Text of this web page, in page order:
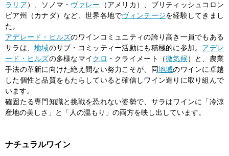
ラリア）、ソノマ・ ヴァレー （アメリカ）、ブリティッシュコロン
ビア州（カナダ）など、世界各地でヴィンテージを経験してきまし
た。
アデレード・ヒルズのワインコミュニティの誇り高き一員でもある
サラは、地域のサブ・コミッティー活動にも積極的に参加。 アデレ
ード・ヒルズの多様なマイクロ ・クライメート（微気候）と、農業
手法の革新に向けた絶え間ない努力こそが、同地域のワインに卓越
した個性と品質をもたらしていると確信しワイン造りに取り組んで
います。
確固たる専門知識と挑戦を恐れない姿勢で、サラはワインに「冷涼
産地の美しさ」と「人の温もり」の両方を映し出しています。
ナチュラルワイン